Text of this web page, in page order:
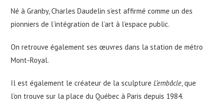
Né à Granby, Charles Daudelin s’est affirmé comme un des
pionniers de l’intégration de l’art à l’espace public.
On retrouve également ses œuvres dans la station de métro
Mont-Royal.
Il est également le créateur de la sculptureL’embâcle, que
l’on trouve sur la place du Québec à Paris depuis 1984.